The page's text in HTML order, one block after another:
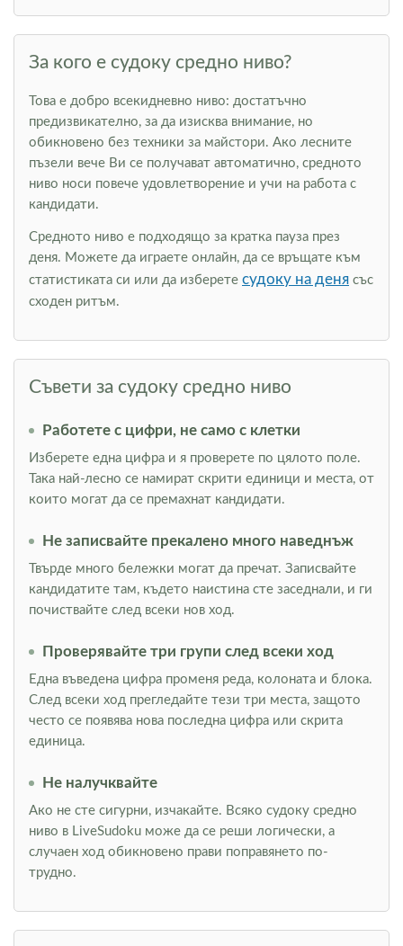
За кого е судоку средно ниво?
Това е добро всекидневно ниво: достатъчно
предизвикателно, за да изисква внимание, но
обикновено без техники за майстори. Ако лесните
пъзели вече Ви се получават автоматично, средното
ниво носи повече удовлетворение и учи на работа с
кандидати.
Средното ниво е подходящо за кратка пауза през
деня. Можете да играете онлайн, да се връщате към
статистиката си или да изберете судоку на деня със
сходен ритъм.
Съвети за судоку средно ниво
Работете с цифри, не само с клетки
Изберете една цифра и я проверете по цялото поле.
Така най-лесно се намират скрити единици и места, от
които могат да се премахнат кандидати.
Не записвайте прекалено много наведнъж
Твърде много бележки могат да пречат. Записвайте
кандидатите там, където наистина сте заседнали, и ги
почиствайте след всеки нов ход.
Проверявайте три групи след всеки ход
Една въведена цифра променя реда, колоната и блока.
След всеки ход прегледайте тези три места, защото
често се появява нова последна цифра или скрита
единица.
Не налучквайте
Ако не сте сигурни, изчакайте. Всяко судоку средно
ниво в LiveSudoku може да се реши логически, а
случаен ход обикновено прави поправянето по-
трудно.